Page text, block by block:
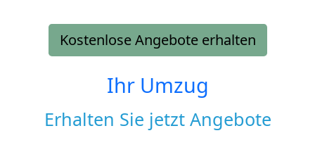
Kostenlose Angebote erhalten
Ihr Umzug
Erhalten Sie jetzt Angebote